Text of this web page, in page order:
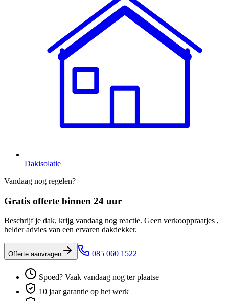
Dakisolatie
Vandaag nog regelen?
Gratis offerte binnen 24 uur
Beschrijf je dak, krijg vandaag nog reactie. Geen verkooppraatjes ,
helder advies van een ervaren dakdekker.
Offerte aanvragen 085 060 1522
Spoed? Vaak vandaag nog ter plaatse
10 jaar garantie op het werk